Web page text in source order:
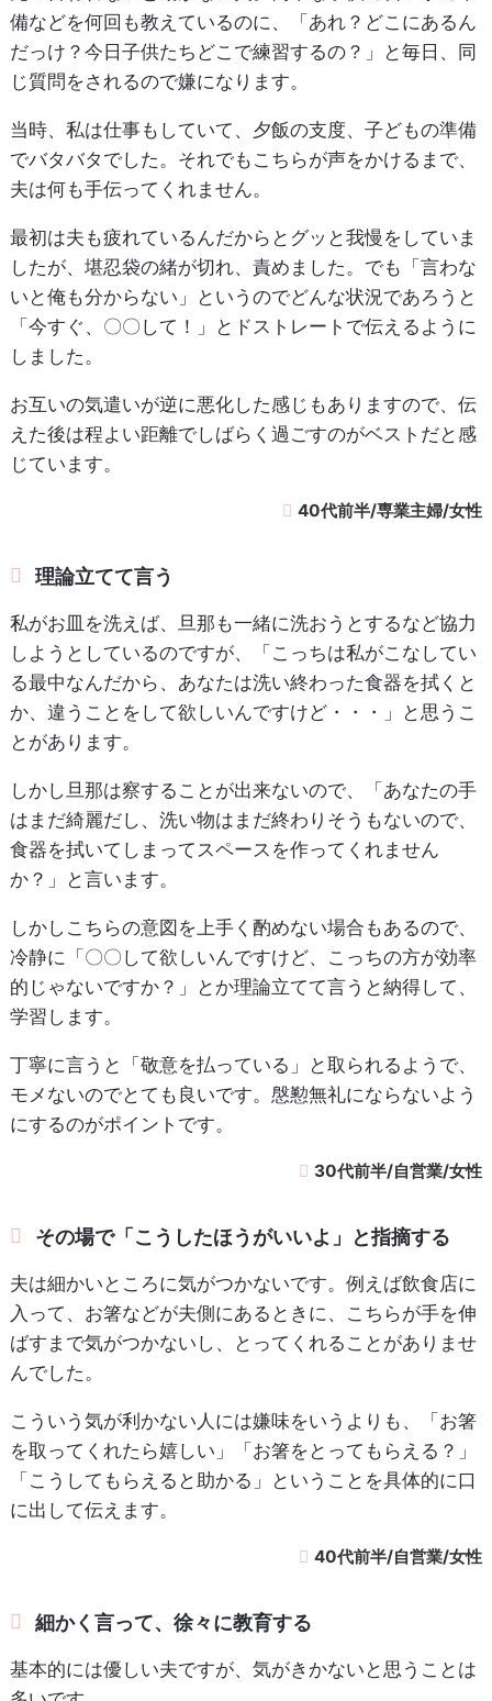
備などを何回も教えているのに、「あれ？どこにあるん
だっけ？今日子供たちどこで練習するの？」と毎日、同
じ質問をされるので嫌になります。
当時、私は仕事もしていて、夕飯の支度、子どもの準備
でバタバタでした。それでもこちらが声をかけるまで、
夫は何も手伝ってくれません。
最初は夫も疲れているんだからとグッと我慢をしていま
したが、堪忍袋の緒が切れ、責めました。でも「言わな
いと俺も分からない」というのでどんな状況であろうと
「今すぐ、〇〇して！」とドストレートで伝えるように
しました。
お互いの気遣いが逆に悪化した感じもありますので、伝
えた後は程よい距離でしばらく過ごすのがベストだと感
じています。
40代前半/専業主婦/女性
理論立てて言う
私がお皿を洗えば、旦那も一緒に洗おうとするなど協力
しようとしているのですが、「こっちは私がこなしてい
る最中なんだから、あなたは洗い終わった食器を拭くと
か、違うことをして欲しいんですけど・・・」と思うこ
とがあります。
しかし旦那は察することが出来ないので、「あなたの手
はまだ綺麗だし、洗い物はまだ終わりそうもないので、
食器を拭いてしまってスペースを作ってくれません
か？」と言います。
しかしこちらの意図を上手く酌めない場合もあるので、
冷静に「〇〇して欲しいんですけど、こっちの方が効率
的じゃないですか？」とか理論立てて言うと納得して、
学習します。
丁寧に言うと「敬意を払っている」と取られるようで、
モメないのでとても良いです。慇懃無礼にならないよう
にするのがポイントです。
30代前半/自営業/女性
その場で「こうしたほうがいいよ」と指摘する
夫は細かいところに気がつかないです。例えば飲食店に
入って、お箸などが夫側にあるときに、こちらが手を伸
ばすまで気がつかないし、とってくれることがありませ
んでした。
こういう気が利かない人には嫌味をいうよりも、「お箸
を取ってくれたら嬉しい」「お箸をとってもらえる？」
「こうしてもらえると助かる」ということを具体的に口
に出して伝えます。
40代前半/自営業/女性
細かく言って、徐々に教育する
基本的には優しい夫ですが、気がきかないと思うことは